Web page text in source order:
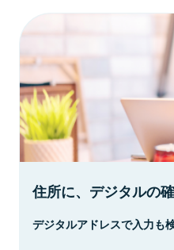
住所に、デジタルの確
デジタルアドレスで入力も